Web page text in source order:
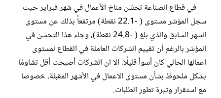
في قطاع الصناعة تحسّن مناخ الأعمال في شهر فبراير حيث
سجل المؤشر مستوى ( -22.1 نقطة) مرتفعاً بذلك عن مستوى
الشهر السابق والذي بلغ ( -24.8 نقطة)، وجاء هذا التحسن في
المؤشر بالرغم أن تقييم الشركات العاملة في القطاع لمستوى
اعمالها الحالي كان أسوأ قليلًا. الا ان الشركات أصبحت أقل تشاؤمًا
بشكل ملحوظ بشأن مستوى الاعمال في الأشهر المقبلة، خصوصا
مع استقرار وتيرة تطور الطلبات.